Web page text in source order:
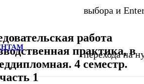
выбора и
перехода на
работа
практика, в
4 семестр.
1